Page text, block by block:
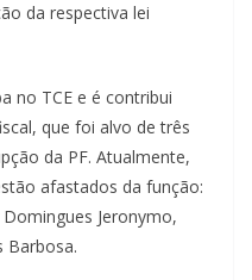
da respectiva lei
no TCE e é contribui
que foi alvo de três
da PF. Atualmente,
afastados da função:
Jeronymo,
Barbosa.